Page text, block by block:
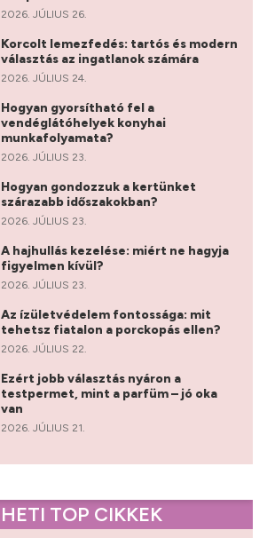
2026. JÚLIUS 26.
Korcolt lemezfedés: tartós és modern
választás az ingatlanok számára
2026. JÚLIUS 24.
Hogyan gyorsítható fel a
vendéglátóhelyek konyhai
munkafolyamata?
2026. JÚLIUS 23.
Hogyan gondozzuk a kertünket
szárazabb időszakokban?
2026. JÚLIUS 23.
A hajhullás kezelése: miért ne hagyja
figyelmen kívül?
2026. JÚLIUS 23.
Az ízületvédelem fontossága: mit
tehetsz fiatalon a porckopás ellen?
2026. JÚLIUS 22.
Ezért jobb választás nyáron a
testpermet, mint a parfüm – jó oka
van
2026. JÚLIUS 21.
HETI TOP CIKKEK